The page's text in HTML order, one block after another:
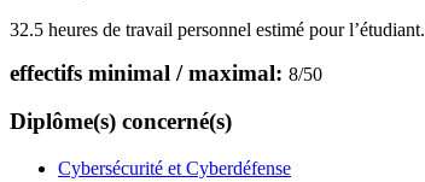
32.5 heures de travail personnel estimé pour l’étudiant.
effectifs minimal / maximal: 8/50
Diplôme(s) concerné(s)
Cybersécurité et Cyberdéfense